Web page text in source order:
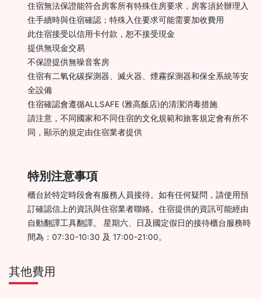
住宿無法保證能符合房客所有特殊住房要求，房客須於辦理入
住手續時與住宿確認；特殊入住要求可能需要加收費用
此住宿接受以信用卡付款，恕不接受現金
提供無現金交易
不保證提供無噪音客房
住宿有二氧化碳探測器、滅火器、煙霧探測器和保全系統等安
全設備
住宿確認會遵循ALLSAFE (雅高飯店)的清潔消毒措施
請注意，不同國家和不同住宿的文化規範和旅客規定會有所不
同，顯示的規定由住宿業者提供
特別注意事項
櫃台於特定時段會有服務人員接待。如有任何疑問，請使用預
訂確認信上的資訊與住宿業者聯絡。住宿提供的資訊可能經由
自動翻譯工具翻譯。 星期六、日及國定假日的接待櫃台服務時
間為：07:30-10:30 及 17:00-21:00。
其他費用